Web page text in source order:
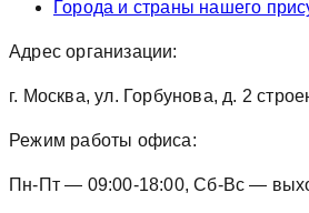
Города и страны нашего
Адрес организации:
г. Москва, ул. Горбунова, д. 2
Режим работы офиса:
Пн-Пт — 09:00-18:00, Сб-Вс —